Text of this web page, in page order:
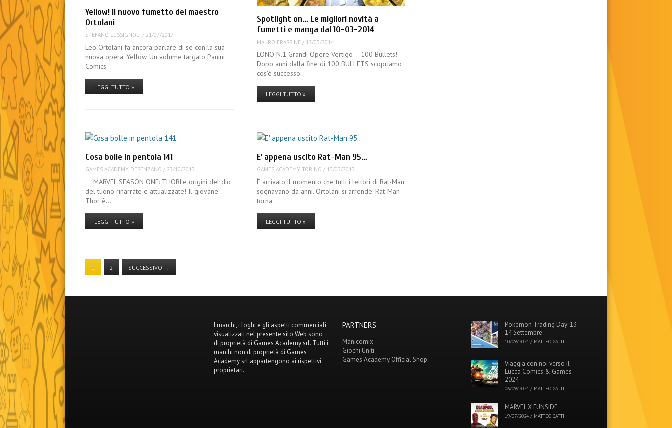
Yellow! Il nuovo fumetto del maestro
Ortolani
STEFANO LUSSIGNOLI / 21/07/2017
Leo Ortolani fa ancora parlare di se con la sua
nuova opera: Yellow. Un volume targato Panini
Comics…
LEGGI TUTTO »
Spotlight on… Le migliori novità a
fumetti e manga dal 10-03-2014
MAURO FRASSINE / 12/03/2014
LONO N.1 Grandi Opere Vertigo – 100 Bullets!
Dopo anni dalla fine di 100 BULLETS scopriamo
cos’è successo…
LEGGI TUTTO »
Cosa bolle in pentola 141
GAMES ACADEMY DESENZANO / 23/10/2013
MARVEL SEASON ONE: THORLe origini del dio
del tuono rinarrate e attualizzate! Il giovane
Thor è…
LEGGI TUTTO »
E’ appena uscito Rat-Man 95…
GAMES ACADEMY TORINO / 13/03/2013
È arrivato il momento che tutti i lettori di Rat-Man
sognavano da anni. Ortolani si arrende. Rat-Man
torna…
LEGGI TUTTO »
1 2 SUCCESSIVO →
I marchi, i loghi e gli aspetti commerciali
visualizzati nel presente sito Web sono
di proprietà di Games Academy srl. Tutti i
marchi non di proprietà di Games
Academy srl appartengono ai rispettivi
proprietari.
PARTNERS
Manicomix
Giochi Uniti
Games Academy Official Shop
Pokémon Trading Day: 13 –
14 Settembre
10/09/2024/ MATTEO GATTI
Viaggia con noi verso il
Lucca Comics & Games
2024
06/09/2024/ MATTEO GATTI
MARVEL X FUNSIDE
19/07/2024/ MATTEO GATTI